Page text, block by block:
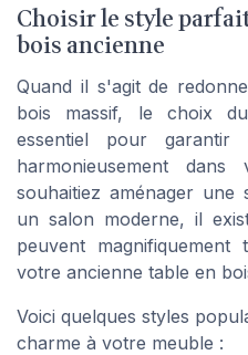
Choisir le style
bois ancienne
Quand il s'agit de
bois massif, le choix
essentiel pour
harmonieusement
souhaitiez aménager
un salon moderne, il
peuvent
votre ancienne table en
Voici quelques styles
charme à votre meuble :